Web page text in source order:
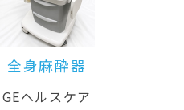
全身麻酔器
GEヘルスケア